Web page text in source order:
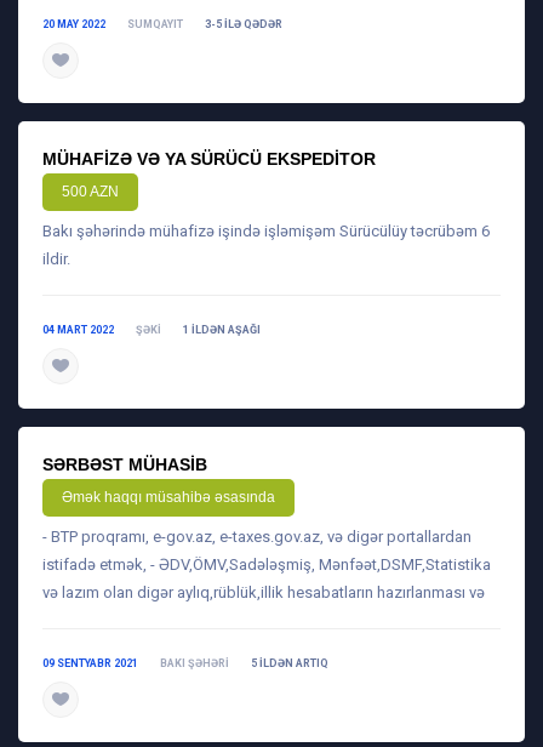
20 MAY 2022 SUMQAYIT 3-5 ILƏ QƏDƏR
MÜHAFIZƏ VƏ YA SÜRÜCÜ EKSPEDITOR
500 AZN
Bakı şəhərində mühafizə işində işləmişəm Sürücülüy təcrübəm 6
ildir.
04 MART 2022 ŞƏKI 1 ILDƏN AŞAĞI
SƏRBƏST MÜHASIB
Əmək haqqı müsahibə əsasında
- BTP proqramı, e-gov.az, e-taxes.gov.az, və digər portallardan
istifadə etmək, - ƏDV,ÖMV,Sadələşmiş, Mənfəət,DSMF,Statistika
və lazım olan digər aylıq,rüblük,illik hesabatların hazırlanması və
09 SENTYABR 2021 BAKI ŞƏHƏRI 5 ILDƏN ARTIQ